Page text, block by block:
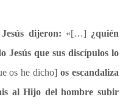
dijeron: «[…] ¿quién
Jesús que sus discípulos lo
os he dicho]os escandaliza
al Hijo del hombre subir